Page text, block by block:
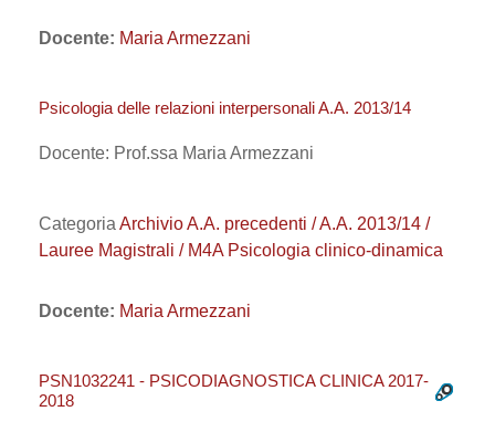
Docente: Maria Armezzani
Psicologia delle relazioni interpersonali A.A. 2013/14
Docente: Prof.ssa Maria Armezzani
Categoria Archivio A.A. precedenti / A.A. 2013/14 /
Lauree Magistrali / M4A Psicologia clinico-dinamica
Docente: Maria Armezzani
PSN1032241 - PSICODIAGNOSTICA CLINICA 2017-
2018